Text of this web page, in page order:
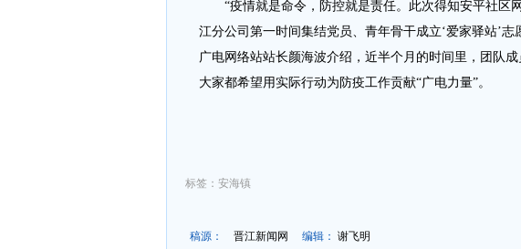
“疫情就是命令，防控就是责任。此次得知安平社区
江分公司第一时间集结党员、青年骨干成立‘爱家驿站’
广电网络站站长颜海波介绍，近半个月的时间里，团队
大家都希望用实际行动为防疫工作贡献“广电力量”。
标签：安海镇
稿源： 晋江新闻网 编辑： 谢飞明